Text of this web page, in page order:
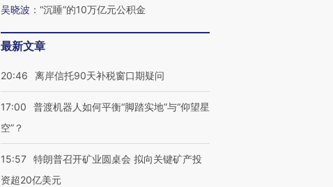
吴晓波 ： “沉睡”的10万亿元公积金
最新文章
20:46 离岸信托90天补税窗口期疑问
17:00
普渡机器人如何平衡“脚踏实地”与“仰望星
空”？
15:57 特朗普召开矿业圆桌会 拟向关键矿产投
资超20亿美元